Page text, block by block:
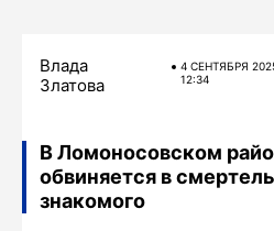
Влада
Златова
4 СЕНТЯБРЯ
12:34
В Ломоносовском
обвиняется в
знакомого